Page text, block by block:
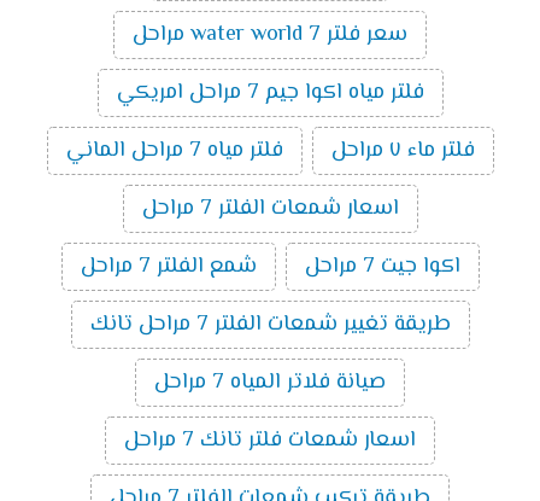
سعر فلتر water world 7 مراحل
فلتر مياه اكوا جيم 7 مراحل امريكي
فلتر ماء ٧ مراحل
فلتر مياه 7 مراحل الماني
اسعار شمعات الفلتر 7 مراحل
اكوا جيت 7 مراحل
شمع الفلتر 7 مراحل
طريقة تغيير شمعات الفلتر 7 مراحل تانك
صيانة فلاتر المياه 7 مراحل
اسعار شمعات فلتر تانك 7 مراحل